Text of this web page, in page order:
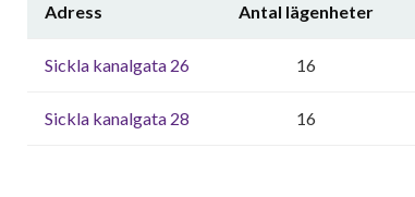
Adress Antal lägenheter
Sickla kanalgata 26 16
Sickla kanalgata 28 16